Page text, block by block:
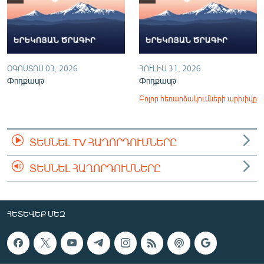
ՕԳՈՍՏՈՍ 03, 2026
Փոդքասթ
ՀՈՒԼԻՍ 31, 2026
Փոդքասթ
Բոլոր հեռարձակումների արխիվը
ՏԵՍՆԵԼ TV ՀԱՂՈՐԴՈՒՄՆԵՐԸ
ՏԵՍՆԵԼ ՀԱՂՈՐԴՈՒՄՆԵՐԸ
ՀԵՏԵՎԵՔ ՄԵԶ